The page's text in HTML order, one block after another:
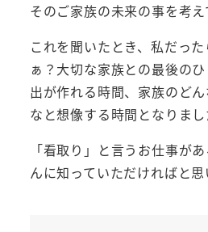
そのご家族の未来の事を考え
これを聞いたとき、私だっ
ぁ？大切な家族との最後の
出が作れる時間、家族のど
なと想像する時間となりまし
「看取り」と言うお仕事が
んに知っていただければと